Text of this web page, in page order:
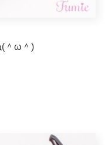
(＾ω＾)